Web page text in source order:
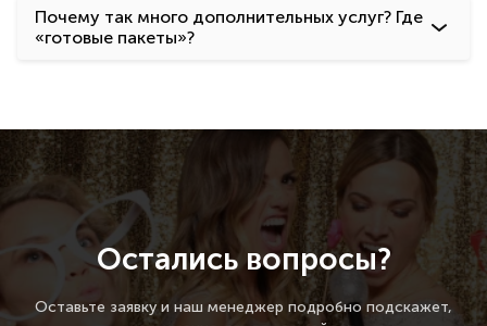
Почему так много дополнительных услуг? Где
«готовые пакеты»?
Остались вопросы?
Оставьте заявку и наш менеджер подробно подскажет,